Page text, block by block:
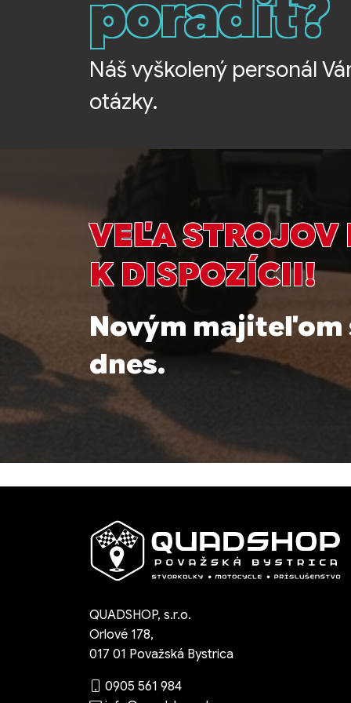
poradiť?
Náš vyškolený personál
otázky.
VEĽA STROJOV
K DISPOZÍCII!
Novým majiteľom
dnes.
QUADSHOP, s.r.o.
Orlové 178,
017 01 Považská Bystrica
0905 561 984